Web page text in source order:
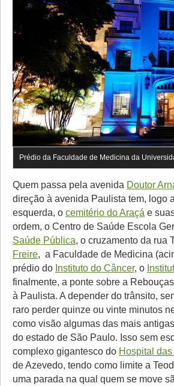
Prédio da Faculdade de Medicina da
Quem passa pela avenida Doutor
direção à avenida Paulista tem, logo
esquerda, o cemitério do Araçá e
ordem, o Centro de Saúde Escola
Saúde Pública, o cruzamento da rua
Freire, a Faculdade de Medicina
prédio do Instituto do Câncer, o
finalmente, a ponte sobre a
à Paulista. A depender do trânsito,
raro perder quinze ou vinte minutos
como visão algumas das mais
do estado de São Paulo. Isso sem
complexo gigantesco do Hospital
de Azevedo, tendo como limite a
uma parada na qual quem se move